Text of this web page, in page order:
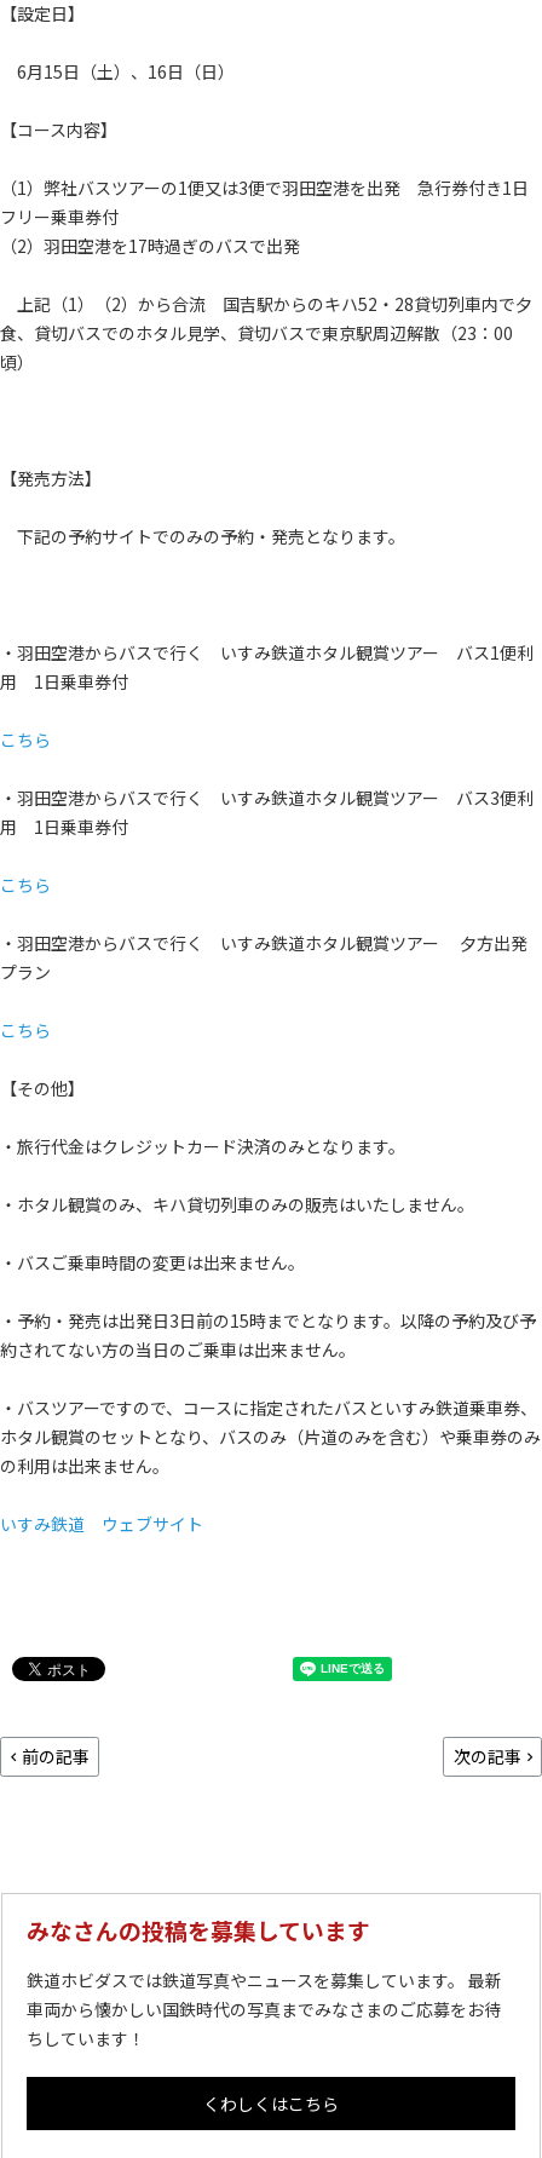
【設定日】
6月15日（土）、16日（日）
【コース内容】
（1）弊社バスツアーの1便又は3便で羽田空港を出発 急行券付き1日
フリー乗車券付
（2）羽田空港を17時過ぎのバスで出発
上記（1）（2）から合流 国吉駅からのキハ52・28貸切列車内で夕
食、貸切バスでのホタル見学、貸切バスで東京駅周辺解散（23：00
頃）
【発売方法】
下記の予約サイトでのみの予約・発売となります。
・羽田空港からバスで行く いすみ鉄道ホタル観賞ツアー バス1便利
用 1日乗車券付
こちら
・羽田空港からバスで行く いすみ鉄道ホタル観賞ツアー バス3便利
用 1日乗車券付
こちら
・羽田空港からバスで行く いすみ鉄道ホタル観賞ツアー 夕方出発
プラン
こちら
【その他】
・旅行代金はクレジットカード決済のみとなります。
・ホタル観賞のみ、キハ貸切列車のみの販売はいたしません。
・バスご乗車時間の変更は出来ません。
・予約・発売は出発日3日前の15時までとなります。以降の予約及び予
約されてない方の当日のご乗車は出来ません。
・バスツアーですので、コースに指定されたバスといすみ鉄道乗車券、
ホタル観賞のセットとなり、バスのみ（片道のみを含む）や乗車券のみ
の利用は出来ません。
いすみ鉄道 ウェブサイト
前の記事 次の記事
みなさんの投稿を募集しています
鉄道ホビダスでは鉄道写真やニュースを募集しています。 最新
車両から懐かしい国鉄時代の写真までみなさまのご応募をお待
ちしています！
くわしくはこちら